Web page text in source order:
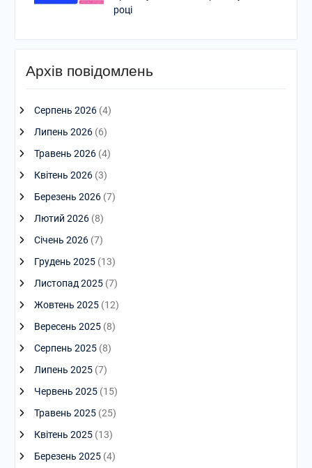
році
Архів повідомлень
Серпень 2026(4)
Липень 2026(6)
Травень 2026(4)
Квітень 2026(3)
Березень 2026(7)
Лютий 2026(8)
Січень 2026(7)
Грудень 2025(13)
Листопад 2025(7)
Жовтень 2025(12)
Вересень 2025(8)
Серпень 2025(8)
Липень 2025(7)
Червень 2025(15)
Травень 2025(25)
Квітень 2025(13)
Березень 2025(4)